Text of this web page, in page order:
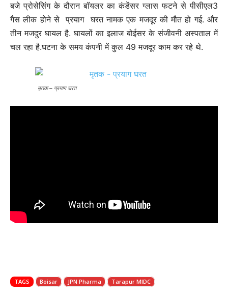
बजे प्रोसेसिंग के दौरान बॉयलर का कंडेंसर ग्लास फटने से पीसीएल3
गैस लीक होने से प्रयाग घरत नामकएक मजदूर की मौत हो गई. और
तीन मजदुर घायल है. घायलों का इलाज बोईसर के संजीवनी अस्पताल में
चल रहा है.घटना के समय कंपनी में कुल 49 मजदूर काम कर रहे थे.
मृतक – प्रयाग घरत
TAGS Boisar JPN Pharma Tarapur MIDC